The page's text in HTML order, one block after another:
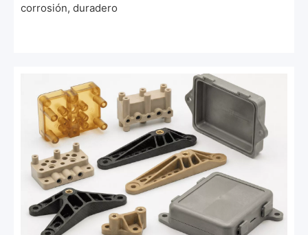
corrosión, duradero